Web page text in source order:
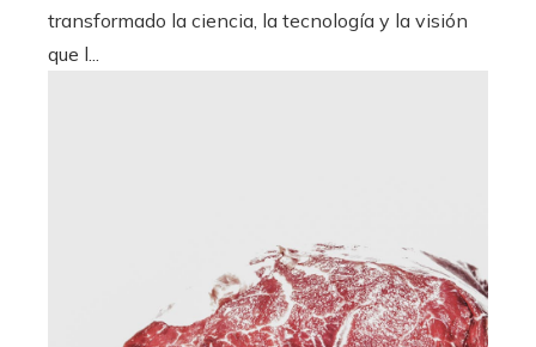
transformado la ciencia, la tecnología y la visión
que l...